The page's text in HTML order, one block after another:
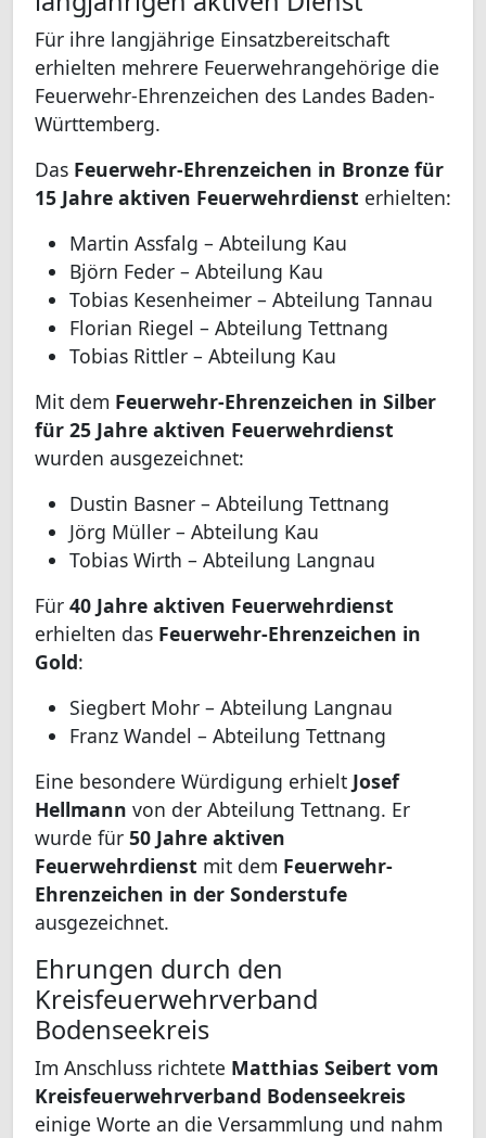
Für ihre langjährige Einsatzbereitschaft
erhielten mehrere Feuerwehrangehörige die
Feuerwehr-Ehrenzeichen des Landes Baden-
Württemberg.
Das Feuerwehr-Ehrenzeichen in Bronze für
15 Jahre aktiven Feuerwehrdienst erhielten:
Martin Assfalg – Abteilung Kau
Björn Feder – Abteilung Kau
Tobias Kesenheimer – Abteilung Tannau
Florian Riegel – Abteilung Tettnang
Tobias Rittler – Abteilung Kau
Mit dem Feuerwehr-Ehrenzeichen in Silber
für 25 Jahre aktiven Feuerwehrdienst
wurden ausgezeichnet:
Dustin Basner – Abteilung Tettnang
Jörg Müller – Abteilung Kau
Tobias Wirth – Abteilung Langnau
Für 40 Jahre aktiven Feuerwehrdienst
erhielten das Feuerwehr-Ehrenzeichen in
Gold:
Siegbert Mohr – Abteilung Langnau
Franz Wandel – Abteilung Tettnang
Eine besondere Würdigung erhielt Josef
Hellmann von der Abteilung Tettnang. Er
wurde für 50 Jahre aktiven
Feuerwehrdienst mit dem Feuerwehr-
Ehrenzeichen in der Sonderstufe
ausgezeichnet.
Ehrungen durch den
Kreisfeuerwehrverband
Bodenseekreis
Im Anschluss richtete Matthias Seibert vom
Kreisfeuerwehrverband Bodenseekreis
einige Worte an die Versammlung und nahm